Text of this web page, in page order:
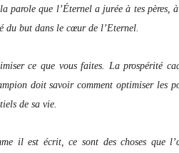
parole que l’Éternel a jurée à tes
du but dans le cœur de l’Eternel.
ce que vous faites. La prospérité
doit savoir comment optimiser les
de sa vie.
il est écrit, ce sont des choses que